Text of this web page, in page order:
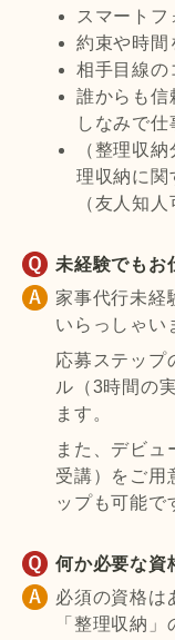
スマートフ
約束や時間
相手目線の
誰からも信
しなみで仕
（整理収
理収納に関
（友人知
未経験でもお
家事代行未経
いらっしゃい
応募ステップ
ル（3時間の
ます。
また、デビュ
受講）をご用
ップも可能で
何か必要な資
必須の資格は
「整理収納